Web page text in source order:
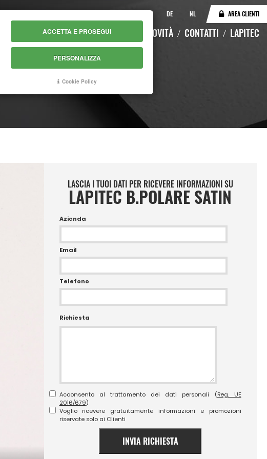
EN DE NL AREA CLIENTI
CATALOGO MAGAZZINO ONLINE NOVITÀ CONTATTI LAPITEC
LASCIA I TUOI DATI PER RICEVERE INFORMAZIONI SU
LAPITEC B.POLARE SATIN
Azienda
Email
Telefono
Richiesta
Acconsento al trattamento dei dati personali (Reg. UE
2016/679)
Voglio ricevere gratuitamente informazioni e promozioni
riservate solo ai Clienti
INVIA RICHIESTA
ACCETTA E PROSEGUI
PERSONALIZZA
Cookie Policy